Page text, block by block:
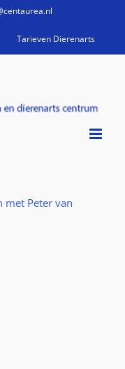
Tarieven Dierenarts
met Peter van